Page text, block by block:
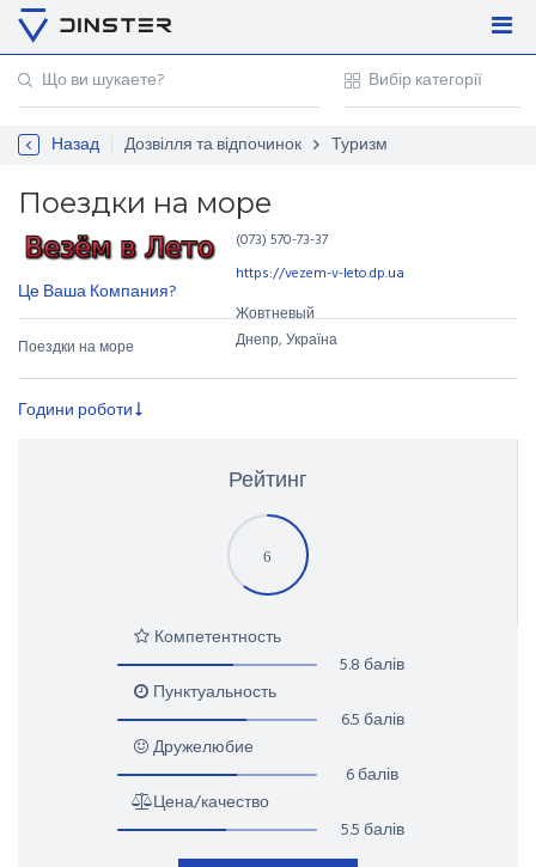
Регістрація
Контакти
Для підприємців
Назад Дозвілля та відпочинок Туризм
Поездки на море
Це Ваша Компания?
Поездки на море
(073) 570-73-37
https://vezem-v-leto.dp.ua
Жовтневый
Днепр, Україна
Години роботи
Рейтинг
6
Компетентность
5.8 балів
Пунктуальность
6.5 балів
Дружелюбие
6 балів
Цена/качество
5.5 балів